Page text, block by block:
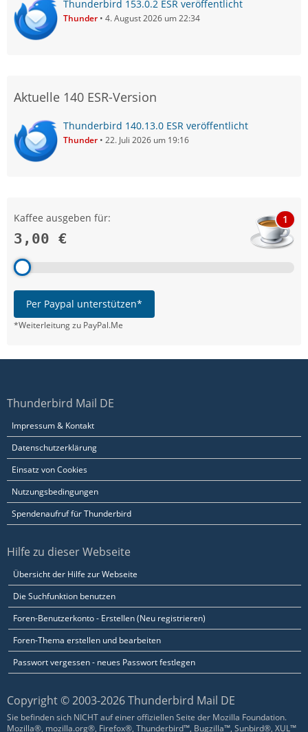
Thunderbird 153.0.2 ESR veröffentlicht
Thunder 4. August 2026 um 22:34
Aktuelle 140 ESR-Version
Thunderbird 140.13.0 ESR veröffentlicht
Thunder 22. Juli 2026 um 19:16
Kaffee ausgeben für:
3,00 €
1
Per Paypal unterstützen*
*Weiterleitung zu PayPal.Me
Thunderbird Mail DE
Impressum & Kontakt
Datenschutzerklärung
Einsatz von Cookies
Nutzungsbedingungen
Spendenaufruf für Thunderbird
Hilfe zu dieser Webseite
Übersicht der Hilfe zur Webseite
Die Suchfunktion benutzen
Foren-Benutzerkonto - Erstellen (Neu registrieren)
Foren-Thema erstellen und bearbeiten
Passwort vergessen - neues Passwort festlegen
Copyright © 2003-2026 Thunderbird Mail DE
Sie befinden sich NICHT auf einer offiziellen Seite der Mozilla Foundation.
Mozilla®, mozilla.org®, Firefox®, Thunderbird™, Bugzilla™, Sunbird®, XUL™